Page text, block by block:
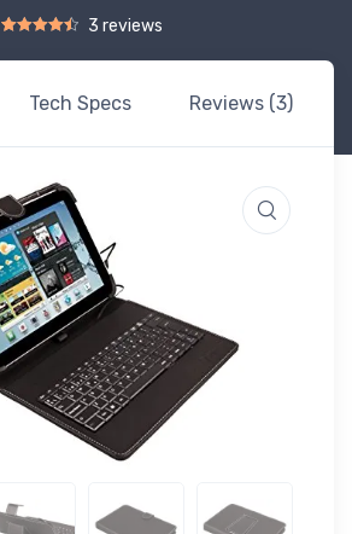
Rated4.50out of 5 based on
2 customer ratings
3 reviews
Tech Specs Reviews (3)